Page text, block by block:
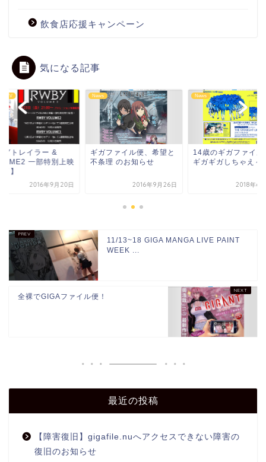
飲食店応援キャンペーン
気になる記事
トレイラー &
一部特別上映
】
2016年9月20日
News
ギガファイル便、希望と
不条理 のお知らせ
2016年9月26日
News
14歳のギガファイル
ギガギガしちゃえ～
2018年6
11/13~18 GIGA MANGA LIVE PAINT
WEEK ...
全裸でGIGAファイル便！
最近の投稿
【障害復旧】gigafile.nuへアクセスできない障害の
復旧のお知らせ